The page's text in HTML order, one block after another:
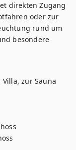
direkten Zugang
oder zur
rund um
besondere
zur Sauna